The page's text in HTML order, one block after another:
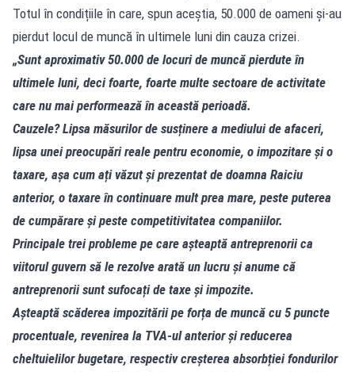
Totul în condițiile în care, spun aceștia, 50.000 de oameni și-au
pierdut locul de muncă în ultimele luni din cauza crizei.
„Sunt aproximativ 50.000 de locuri de muncă pierdute în
ultimele luni, deci foarte, foarte multe sectoare de activitate
care nu mai performează în această perioadă.
Cauzele? Lipsa măsurilor de susținere a mediului de afaceri,
lipsa unei preocupări reale pentru economie, o impozitare și o
taxare, așa cum ați văzut și prezentat de doamna Raiciu
anterior, o taxare în continuare mult prea mare, peste puterea
de cumpărare și peste competitivitatea companiilor.
Principale trei probleme pe care așteaptă antreprenorii ca
viitorul guvern să le rezolve arată un lucru și anume că
antreprenorii sunt sufocați de taxe și impozite.
Așteaptă scăderea impozitării pe forța de muncă cu 5 puncte
procentuale, revenirea la TVA-ul anterior și reducerea
cheltuielilor bugetare, respectiv creșterea absorbției fondurilor